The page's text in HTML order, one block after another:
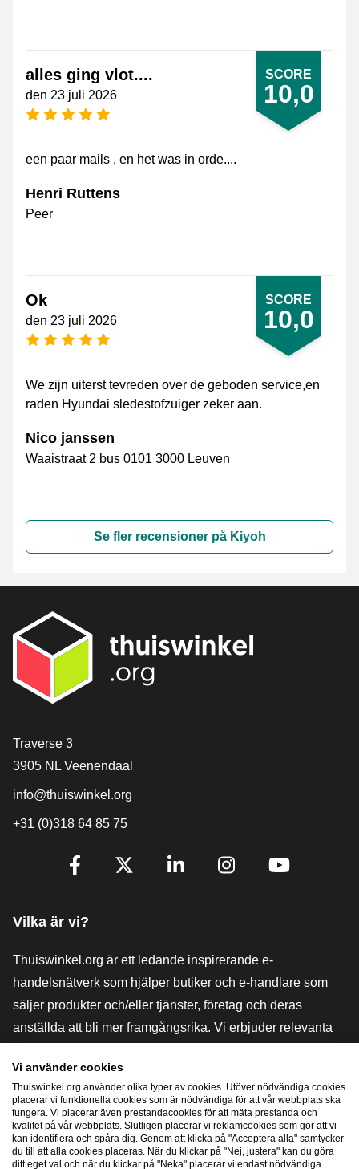
SCORE
10,0
alles ging vlot....
den 23 juli 2026
[_General:NumberOfStarsPluralFormat]
een paar mails , en het was in orde....
Henri Ruttens
Peer
SCORE
10,0
Ok
den 23 juli 2026
[_General:NumberOfStarsPluralFormat]
We zijn uiterst tevreden over de geboden service,en
raden Hyundai sledestofzuiger zeker aan.
Nico janssen
Waaistraat 2 bus 0101 3000 Leuven
Se fler recensioner på Kiyoh
[_General:Contact]
Traverse 3
3905 NL Veenendaal
info@thuiswinkel.org
+31 (0)318 64 85 75
[_General:SocialMediaTitle]
Vilka är vi?
Thuiswinkel.org är ett ledande inspirerande e-
handelsnätverk som hjälper butiker och e-handlare som
säljer produkter och/eller tjänster, företag och deras
anställda att bli mer framgångsrika. Vi erbjuder relevanta
Thuiswinkel-recensioner, rättsliga medel och rådgivning,
stöd, marknadsundersökningar och vi har en egen
utbildningsplattform, Thuiswinkel e-Academy.
Vi använder cookies
Thuiswinkel.org använder olika typer av cookies. Utöver nödvändiga cookies
placerar vi funktionella cookies som är nödvändiga för att vår webbplats ska
fungera. Vi placerar även prestandacookies för att mäta prestanda och
kvalitet på vår webbplats. Slutligen placerar vi reklamcookies som gör att vi
kan identifiera och spåra dig. Genom att klicka på "Acceptera alla" samtycker
du till att alla cookies placeras. När du klickar på "Nej, justera" kan du göra
ditt eget val och när du klickar på "Neka" placerar vi endast nödvändiga